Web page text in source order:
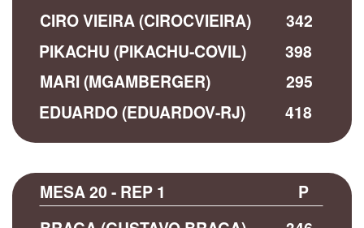
342
398
CIRO VIEIRA (CIROCVIEIRA)
PIKACHU (PIKACHU-COVIL)
295
418
MARI (MGAMBERGER)
EDUARDO (EDUARDOV-RJ)
P
MESA 20 - REP 1